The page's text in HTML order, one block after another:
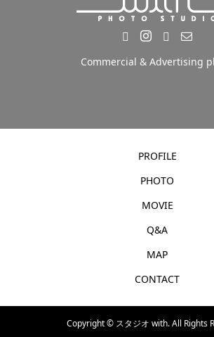
Commercial & Advertising
PROFILE
PHOTO
MOVIE
Q&A
MAP
CONTACT
Copyright ©スタジオ with. All Rights